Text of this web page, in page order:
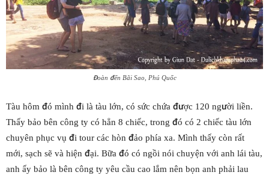
Đoàn đến Bãi Sao, Phú Quốc
Tàu hôm đó mình đi là tàu lớn, có sức chứa được 120 người liền.
Thấy bảo bên công ty có hẳn 8 chiếc, trong đó có 2 chiếc tàu lớn
chuyên phục vụ đi tour các hòn đảo phía xa. Mình thấy còn rất
mới, sạch sẽ và hiện đại. Bữa đó có ngồi nói chuyện với anh lái tàu,
anh ấy bảo là bên công ty yêu cầu cao lắm nên bọn anh phải lau